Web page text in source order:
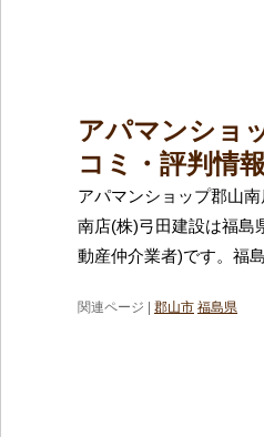
アパマンショ
コミ・評判情報
アパマンショップ郡山
南店(株)弓田建設は福島
動産仲介業者)です。福
関連ページ | 郡山市 福島県